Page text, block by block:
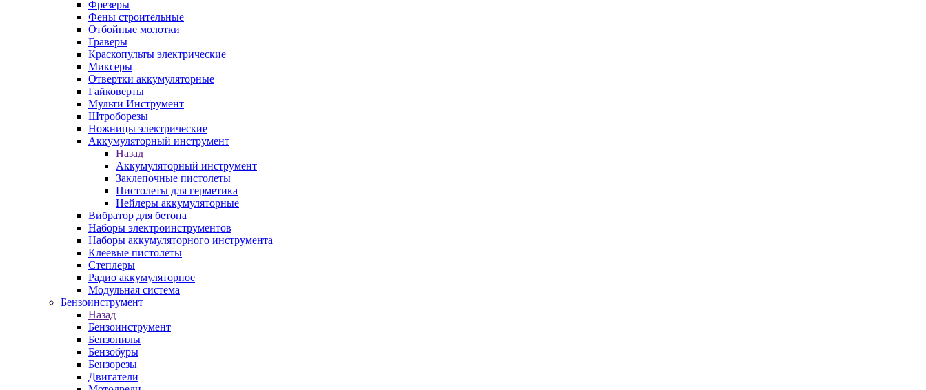
Фрезеры
Фены строительные
Отбойные молотки
Граверы
Краскопульты электрические
Миксеры
Отвертки аккумуляторные
Гайковерты
Мульти Инструмент
Штроборезы
Ножницы электрические
Аккумуляторный инструмент
Назад
Аккумуляторный инструмент
Заклепочные пистолеты
Пистолеты для герметика
Нейлеры аккумуляторные
Вибратор для бетона
Наборы электроинструментов
Наборы аккумуляторного инструмента
Клеевые пистолеты
Степлеры
Радио аккумуляторное
Модульная система
Бензоинструмент
Назад
Бензоинструмент
Бензопилы
Бензобуры
Бензорезы
Двигатели